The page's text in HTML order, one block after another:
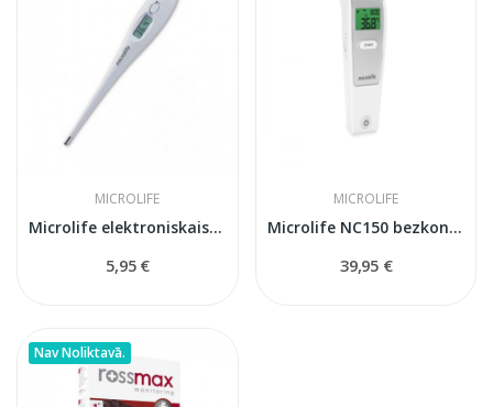
MICROLIFE
Microlife elektroniskais termometrs
5,95 €
MICROLIFE
Microlife NC150 bezkontakta termometrs
39,95 €
Nav Noliktavā.